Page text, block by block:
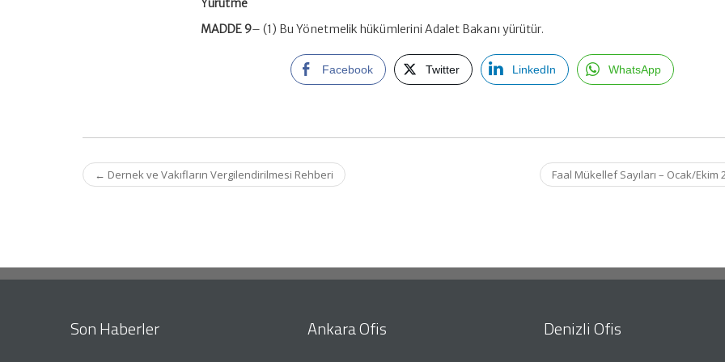
Yürütme
MADDE 9– (1) Bu Yönetmelik hükümlerini Adalet Bakanı yürütür.
Facebook Twitter LinkedIn WhatsApp
Post
navigation
← Dernek ve Vakıfların Vergilendirilmesi Rehberi Faal Mükellef Sayıları – Ocak/Ekim
Son Haberler Ankara Ofis Denizli Ofis